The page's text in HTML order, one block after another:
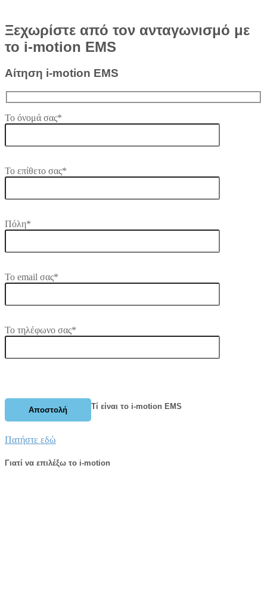
Ξεχωρίστε από τον ανταγωνισμό με
το i-motion EMS
Αίτηση i-motion EMS
Το όνομά σας*
Το επίθετο σας*
Πόλη*
Το email σας*
Το τηλέφωνο σας*
Τί είναι το i-motion EMS
Πατήστε εδώ
Γιατί να επιλέξω το i-motion